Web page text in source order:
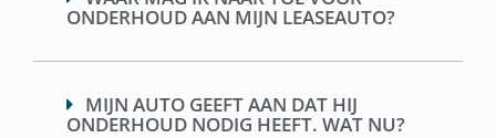
ONDERHOUD AAN MIJN LEASEAUTO?
MIJN AUTO GEEFT AAN DAT HIJ
ONDERHOUD NODIG HEEFT. WAT NU?